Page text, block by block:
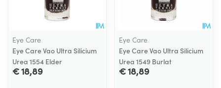
Eye Care
Eye Care Vao Ultra Silicium
Urea 1554 Elder
€ 18,89
Eye Care
Eye Care Vao Ultra Silicium
Urea 1549 Burlat
€ 18,89